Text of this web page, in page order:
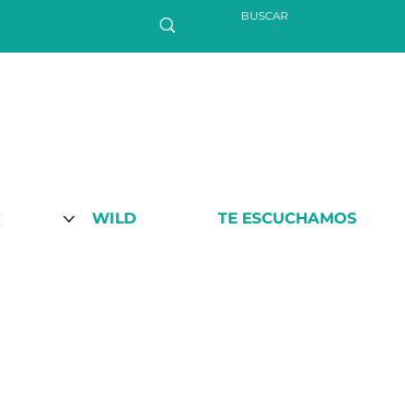
WILD TE ESCUCHAMOS